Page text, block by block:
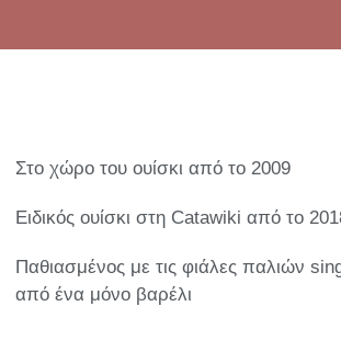
Στο χώρο του ουίσκι από το 2009
Ειδικός ουίσκι στη Catawiki από το
Παθιασμένος με τις φιάλες παλιών
από ένα μόνο βαρέλι